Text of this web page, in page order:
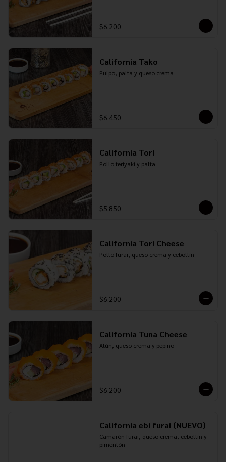
$6.200
California Tako
Pulpo, palta y queso crema
$6.450
California Tori
Pollo teriyaki y palta
$5.850
California Tori Cheese
Pollo furai, queso crema y cebollín
$6.200
California Tuna Cheese
Atún, queso crema y pepino
$6.200
California ebi furai (NUEVO)
Camarón furai, queso crema, cebollín y
pimentón